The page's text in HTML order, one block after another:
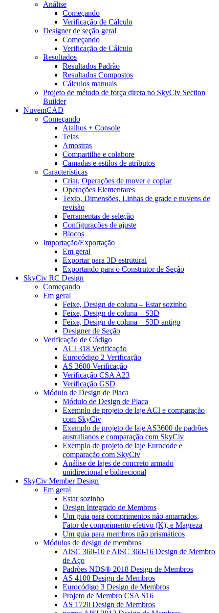
Análise
Começando
Verificação de Cálculo
Designer de seção geral
Começando
Verificação de Cálculo
Resultados
Resultados Padrão
Resultados Compostos
Cálculos manuais
Projeto de método de força direta no SkyCiv Section
Builder
NuvemCAD
Começando
Atalhos + Console
Telas
Amostras
Compartilhe e colabore
Camadas e estilos de atributos
Características
Criar, Operações de mover e copiar
Operações Elementares
Texto, Dimensões, Linhas de grade e nuvens de
revisão
Ferramentas de seleção
Configurações de ajuste
Blocos
Importação/Exportação
Em geral
Exportar para 3D estrutural
Exportando para o Construtor de Seção
SkyCiv RC Design
Começando
Em geral
Feixe, Design de coluna – Estar sozinho
Feixe, Design de coluna – S3D
Feixe, Design de coluna – S3D antigo
Designer de Seção
Verificação de Código
ACI 318 Verificação
Eurocódigo 2 Verificação
AS 3600 Verificação
Verificação CSA A23
Verificação GSD
Módulo de Design de Placa
Módulo de Design de Placa
Exemplo de projeto de laje ACI e comparação
com SkyCiv
Exemplo de projeto de laje AS3600 de padrões
australianos e comparação com SkyCiv
Exemplo de projeto de laje Eurocode e
comparação com SkyCiv
Análise de lajes de concreto armado
unidirecional e bidirecional
SkyCiv Member Design
Em geral
Estar sozinho
Design Integrado de Membros
Um guia para comprimentos não amarrados,
Fator de comprimento efetivo (K), e Magreza
Um guia para membros não prismáticos
Módulos de design de membros
AISC 360-10 e AISC 360-16 Design de Membro
de Aço
Padrões NDS® 2018 Design de Membros
AS 4100 Design de Membros
Eurocódigo 3 Design de Membros
Projeto de Membro CSA S16
AS 1720 Design de Membros